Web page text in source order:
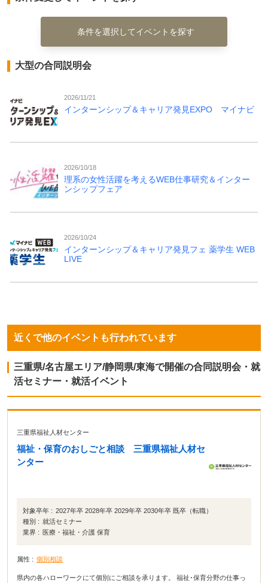
条件を選択してイベントを探す
大型の合同説明会
2026/11/21
インターンシップ＆キャリア発見EXPO マイナビ
2026/10/18
理系の女性活躍を考えるWEB仕事研究＆インター
ンシップフェア
2026/10/24
インターンシップ＆キャリア発見フェ 薬学生 WEB
LIVE
近くで他のイベントも行われています
三重県/名古屋エリア/静岡県/東海で開催の合同説明会・就
活セミナー・就活イベント
三重県福祉人材センター
福祉・保育のおしごと相談 三重県福祉人材セ
ンター
対象卒年 : 2027年卒 2028年卒 2029年卒 2030年卒 既卒（転職）
種別 : 就活セミナー
業界 :
医療・福祉・介護 保育
属性 : 個別相談
県内の各ハローワークにて個別にご相談を承ります。 福祉･保育分野の仕事っ